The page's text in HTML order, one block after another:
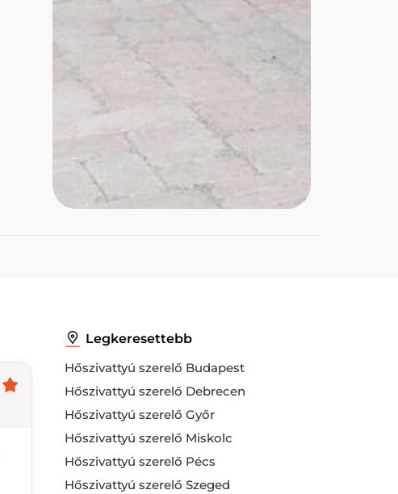
Legkeresettebb
Hőszivattyú szerelő Budapest
Hőszivattyú szerelő Debrecen
Hőszivattyú szerelő Győr
Hőszivattyú szerelő Miskolc
Hőszivattyú szerelő Pécs
Hőszivattyú szerelő Szeged